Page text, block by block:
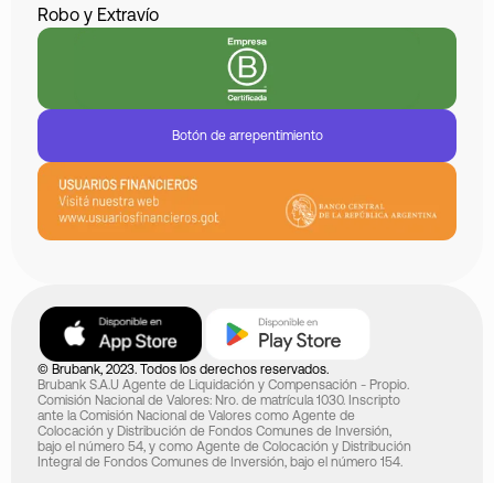
Robo y Extravío
Botón de arrepentimiento
© Brubank, 2023. Todos los derechos reservados.
Brubank S.A.U Agente de Liquidación y Compensación - Propio.
Comisión Nacional de Valores: Nro. de matrícula 1030. Inscripto
ante la Comisión Nacional de Valores como Agente de
Colocación y Distribución de Fondos Comunes de Inversión,
bajo el número 54, y como Agente de Colocación y Distribución
Integral de Fondos Comunes de Inversión, bajo el número 154.